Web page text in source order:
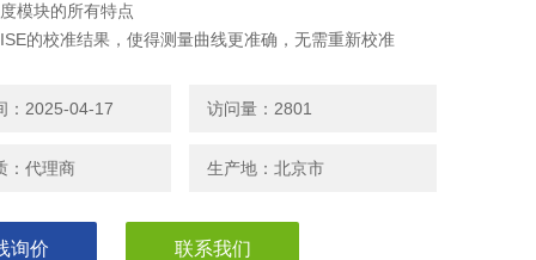
模块的所有特点
的校准结果，使得测量曲线更准确，无需重新校准
率、TDS、盐度和电阻率测量模式
动识别很谱式溶解氧探头和RDO荧光法溶解氧探头
的所有优点，另外还具备特出的电很诊断功能，测量时无需
：2025-04-17 访问量：2801
：代理商 生产地：北京市
询价 联系我们